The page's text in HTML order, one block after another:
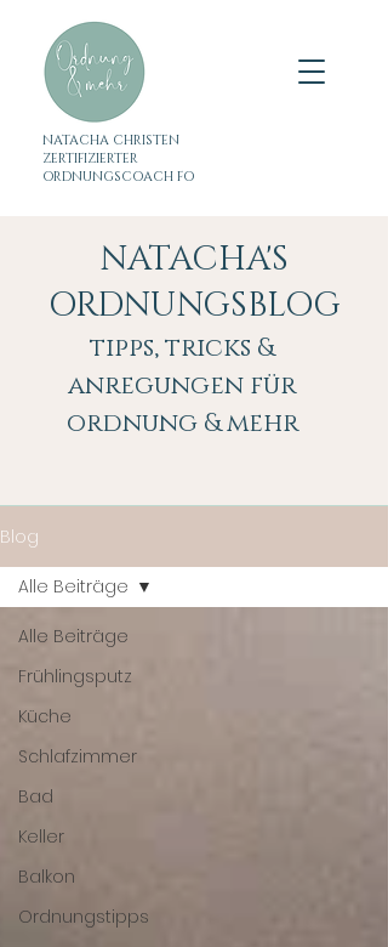
NATACHA CHRISTEN
ZERTIFIZIERTER
ORDNUNGSCOACH FO
NATACHA'S
ORDNUNGSBLOG
tipps, tricks &
anregungen für
ordnung & mehr
Blog
Alle Beiträge
Frühlingsputz
Küche
Schlafzimmer
Bad
Keller
Balkon
Ordnungstipps
Alle Beiträge